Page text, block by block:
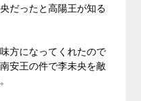
だったと高陽王が知る
方になってくれたので
安王の件で李未央を敵